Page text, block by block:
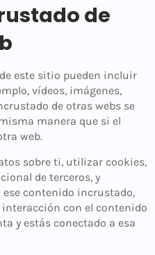
de
este sitio pueden incluir
vídeos, imágenes,
de otras webs se
manera que si el
web.
sobre ti, utilizar cookies,
de terceros, y
contenido incrustado,
con el contenido
y estás conectado a esa